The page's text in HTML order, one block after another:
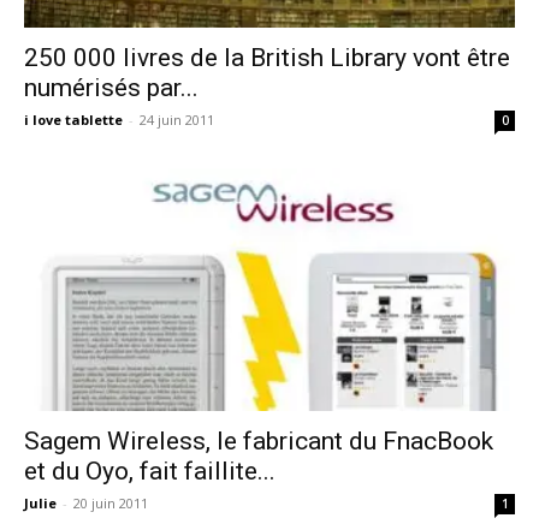
250 000 livres de la British Library vont être
numérisés par...
i love tablette - 24 juin 2011 0
Sagem Wireless, le fabricant du FnacBook
et du Oyo, fait faillite...
Julie - 20 juin 2011 1